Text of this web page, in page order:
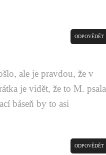
ODPOVĚDĚT
ale je pravdou, že v
je vidět, že to M. psala
báseň by to asi
ODPOVĚDĚT